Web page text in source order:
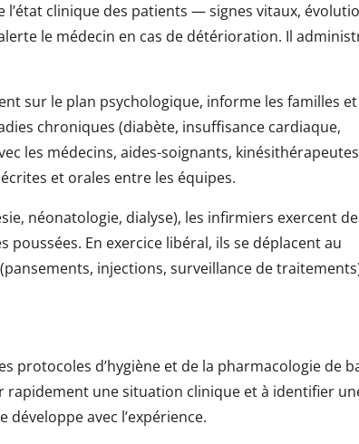
clinique des patients — signes vitaux,
le médecin en cas de détérioration. Il
sur le plan psychologique, informe les familles et
chroniques (diabète, insuffisance cardiaque,
les médecins, aides-soignants,
et orales entre les équipes.
néonatologie, dialyse), les infirmiers exercent
En exercice libéral, ils se déplacent au
injections, surveillance de
protocoles d’hygiène et de la pharmacologie de
rapidement une situation clinique et à identifier
avec l’expérience.